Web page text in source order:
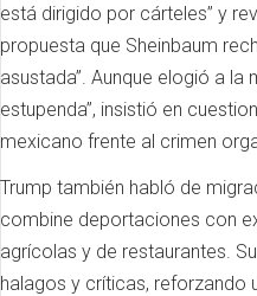
está dirigido por cárteles” y
propuesta que Sheinbaum
asustada”. Aunque elogió a
estupenda”, insistió en
mexicano frente al crimen
Trump también habló de
combine deportaciones con
agrícolas y de restaurantes.
halagos y críticas, reforzando